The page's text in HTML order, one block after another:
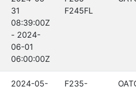
31
08:39:00Z
- 2024-
06-01
06:00:00Z
F245FL
2024-05-
F235-